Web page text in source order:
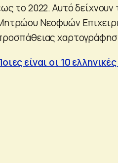
το 2022. Αυτό δείχνουν
Νεοφυών
είναι οι 10